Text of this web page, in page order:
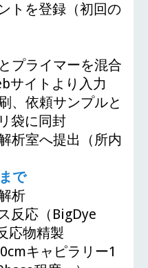
トを登録（初回の
プライマーを混合
サイトより入力
、依頼サンプルと
袋に同封
析室へ提出（所内
で
析
反応（BigDye
応物精製
キャピラリー1